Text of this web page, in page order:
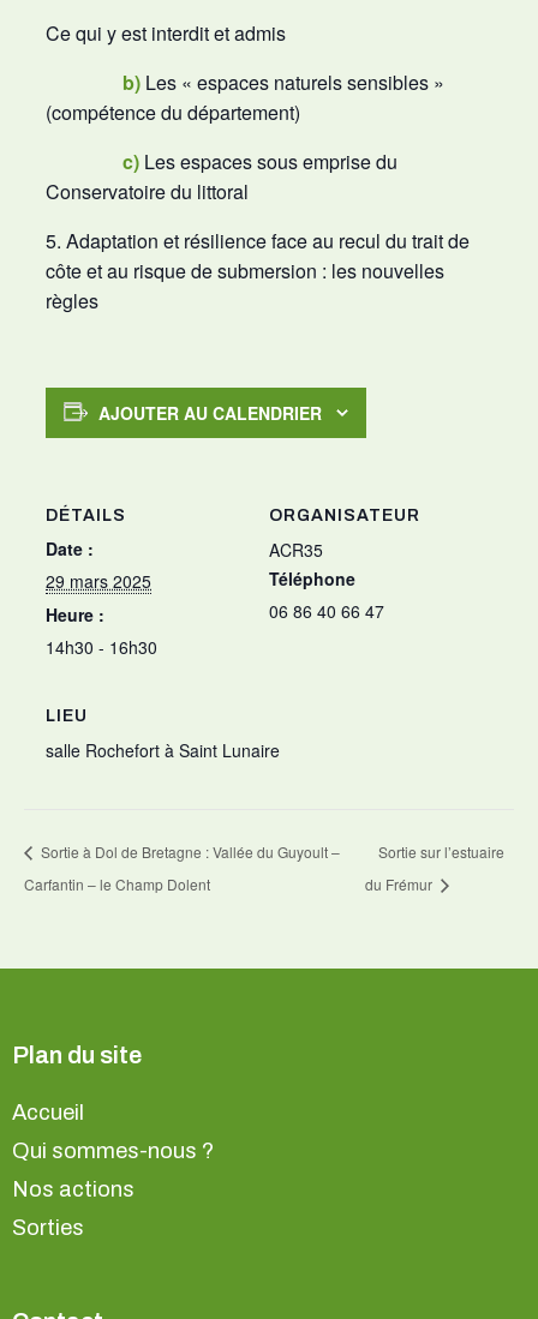
Ce qui y est interdit et admis
b) Les « espaces naturels sensibles »
(compétence du département)
c) Les espaces sous emprise du
Conservatoire du littoral
5. Adaptation et résilience face au recul du trait de
côte et au risque de submersion : les nouvelles
règles
AJOUTER AU CALENDRIER
DÉTAILS
Date :
29 mars 2025
Heure :
14h30 - 16h30
ORGANISATEUR
ACR35
Téléphone
06 86 40 66 47
LIEU
salle Rochefort à Saint Lunaire
Sortie à Dol de Bretagne : Vallée du Guyoult –
Carfantin – le Champ Dolent
Sortie sur l’estuaire
du Frémur
Plan du site
Accueil
Qui sommes-nous ?
Nos actions
Sorties